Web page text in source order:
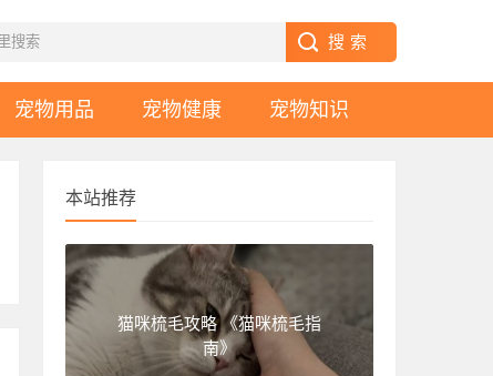
宠物用品 宠物健康 宠物知识
本站推荐
猫咪梳毛攻略 《猫咪梳毛指
南》